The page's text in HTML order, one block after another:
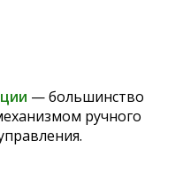
— большинство
ручного